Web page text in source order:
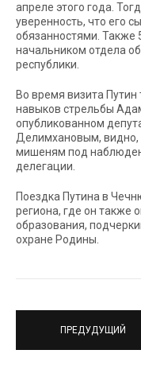
апреле этого года.
уверенность, что его
обязанностями. Также
начальником отдела
республики.
Во время визита
навыков стрельбы
опубликованном
Делимхановым, видно,
мишеням под
делегации.
Поездка Путина в
региона, где он также
образования,
охране Родины.
ПРЕДУДУЩИЙ